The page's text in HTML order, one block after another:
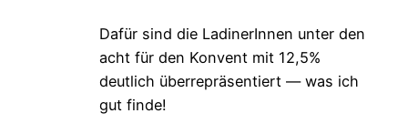
Dafür sind die LadinerInnen unter den
acht für den Konvent mit 12,5%
deutlich überrepräsentiert — was ich
gut finde!